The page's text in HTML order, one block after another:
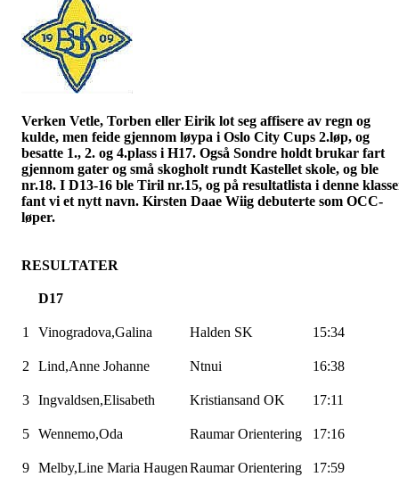
Verken Vetle, Torben eller Eirik lot seg affisere av regn og
kulde, men feide gjennom løypa i Oslo City Cups 2.løp, og
besatte 1., 2. og 4.plass i H17. Også Sondre holdt brukar fart
gjennom gater og små skogholt rundt Kastellet skole, og ble
nr.18. I D13-16 ble Tiril nr.15, og på resultatlista i denne
fant vi et nytt navn. Kirsten Daae Wiig debuterte som OCC-
løper.
RESULTATER
D17
1 Vinogradova,Galina Halden SK 15:34
2 Lind,Anne Johanne Ntnui 16:38
3 Ingvaldsen,Elisabeth Kristiansand OK 17:11
5 Wennemo,Oda RaumarOrientering 17:16
9 Melby,Line Maria HaugenRaumarOrientering 17:59